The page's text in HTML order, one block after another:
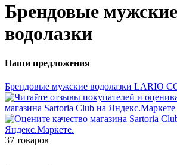
Брендовые мужские
водолазки
Наши предложения
Брендовые мужские водолазки LARIO
37 товаров